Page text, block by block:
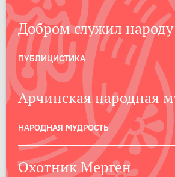
Добром служил народу
ПУБЛИЦИСТИКА
Арчинская народная
НАРОДНАЯ МУДРОСТЬ
Охотник Мерген